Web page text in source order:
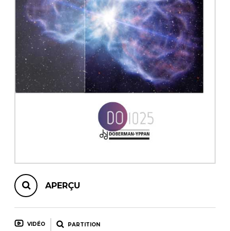
AUTRES PRODUITS
APERÇU
VIDÉO PARTITION